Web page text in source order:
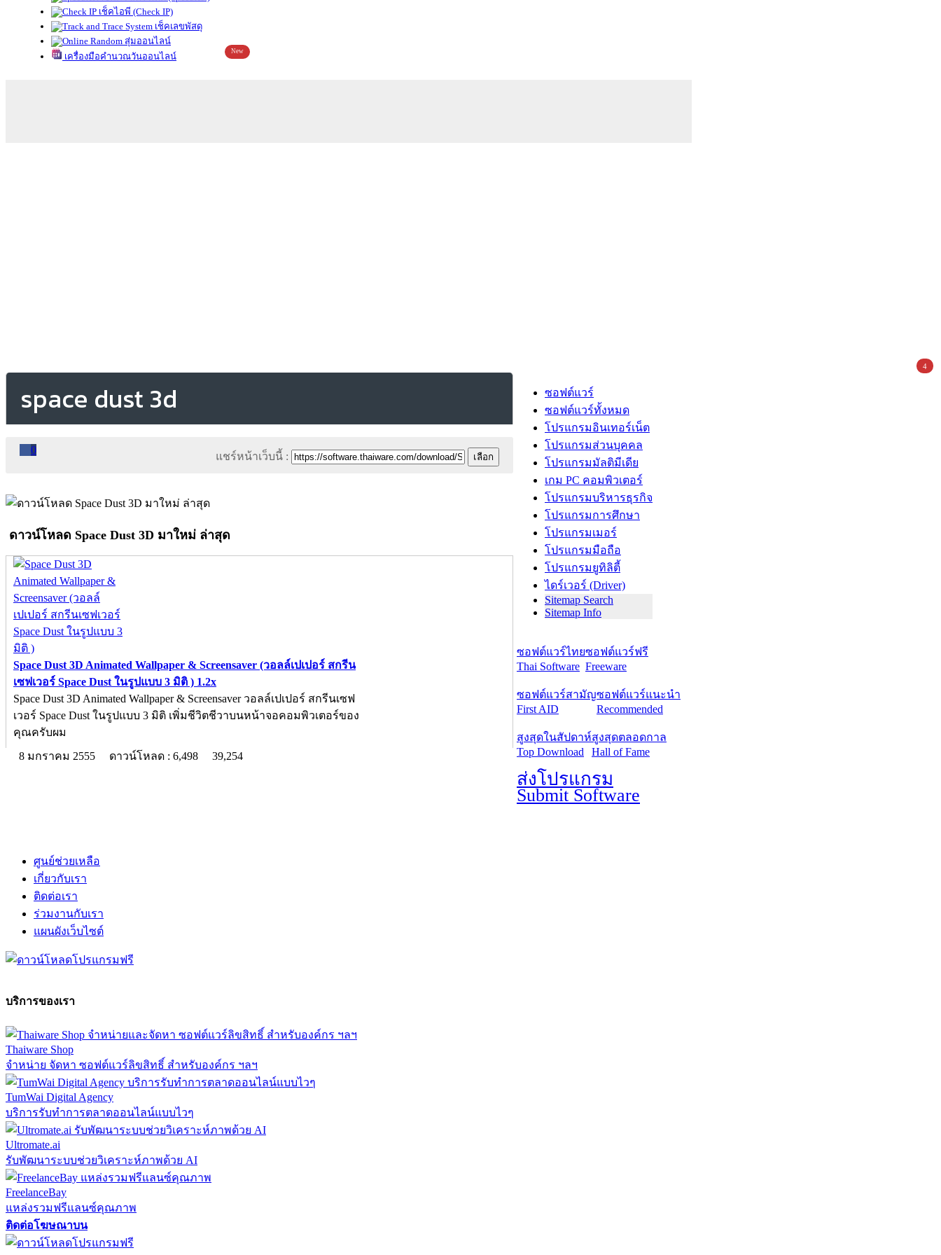
เช็คไอพี (Check IP)
เช็คเลขพัสดุ
สุ่มออนไลน์
เครื่องมือคำนวณวันออนไลน์
New
space dust 3d
0
แชร์หน้าเว็บนี้ :
ดาวน์โหลด Space Dust 3D มาใหม่ ล่าสุด
Space Dust 3D Animated Wallpaper & Screensaver (วอลล์เปเปอร์ สกรีน
เซฟเวอร์ Space Dust ในรูปแบบ 3 มิติ ) 1.2x
Space Dust 3D Animated Wallpaper & Screensaver วอลล์เปเปอร์ สกรีนเซฟ
เวอร์ Space Dust ในรูปแบบ 3 มิติ เพิ่มชีวิตชีวาบนหน้าจอคอมพิวเตอร์ของ
คุณครับผม
8 มกราคม 2555
ดาวน์โหลด : 6,498 39,254
ซอฟต์แวร์
ซอฟต์แวร์ทั้งหมด
โปรแกรมอินเทอร์เน็ต
โปรแกรมส่วนบุคคล
โปรแกรมมัลติมีเดีย
เกม PC คอมพิวเตอร์
โปรแกรมบริหารธุรกิจ
โปรแกรมการศึกษา
โปรแกรมเมอร์
โปรแกรมมือถือ
โปรแกรมยูทิลิตี้
ไดร์เวอร์ (Driver)
Sitemap Search
Sitemap Info
ซอฟต์แวร์ไทย
Thai Software
ซอฟต์แวร์ฟรี
Freeware
ซอฟต์แวร์สามัญ
First AID
ซอฟต์แวร์แนะนำ
Recommended
สูงสุดในสัปดาห์
Top Download
สูงสุดตลอดกาล
Hall of Fame
ส่งโปรแกรม
Submit Software
ศูนย์ช่วยเหลือ
เกี่ยวกับเรา
ติดต่อเรา
ร่วมงานกับเรา
4
แผนผังเว็บไซต์
บริการของเรา
Thaiware Shop
จำหน่าย จัดหา ซอฟต์แวร์ลิขสิทธิ์ สำหรับองค์กร ฯลฯ
TumWai Digital Agency
บริการรับทำการตลาดออนไลน์แบบไวๆ
Ultromate.ai
รับพัฒนาระบบช่วยวิเคราะห์ภาพด้วย AI
FreelanceBay
แหล่งรวมฟรีแลนซ์คุณภาพ
ติดต่อโฆษณาบน